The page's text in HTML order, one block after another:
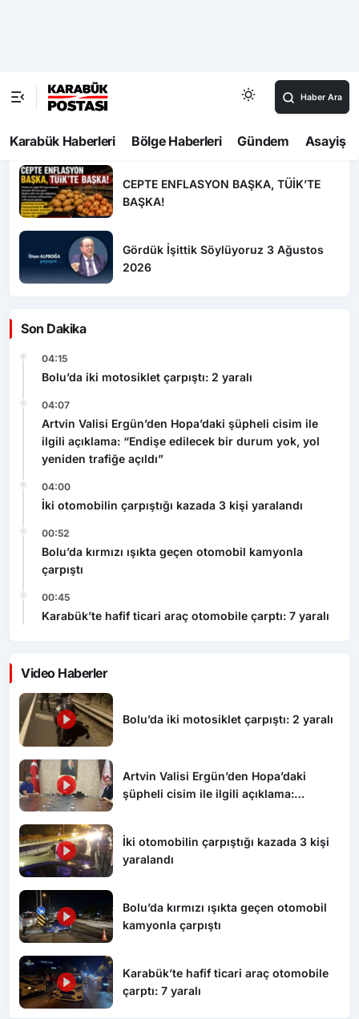
1010 No’lu Cadde yenilendi, sıra diğer
projelerde
CEPTE ENFLASYON BAŞKA, TÜİK’TE
BAŞKA!
Gördük İşittik Söylüyoruz 3 Ağustos
2026
Son Dakika
04:15
Bolu’da iki motosiklet çarpıştı: 2 yaralı
04:07
Artvin Valisi Ergün’den Hopa’daki şüpheli cisim ile
ilgili açıklama: “Endişe edilecek bir durum yok, yol
yeniden trafiğe açıldı”
04:00
İki otomobilin çarpıştığı kazada 3 kişi yaralandı
00:52
Bolu’da kırmızı ışıkta geçen otomobil kamyonla
çarpıştı
00:45
Karabük’te hafif ticari araç otomobile çarptı: 7 yaralı
Video Haberler
Bolu’da iki motosiklet çarpıştı: 2 yaralı
Artvin Valisi Ergün’den Hopa’daki
şüpheli cisim ile ilgili açıklama:
İki otomobilin çarpıştığı kazada 3 kişi
yaralandı
Bolu’da kırmızı ışıkta geçen otomobil
kamyonla çarpıştı
Karabük’te hafif ticari araç otomobile
çarptı: 7 yaralı